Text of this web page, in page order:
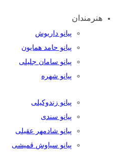
هنرمندان
پیانو داریوش
پیانو حامد همایون
پیانو سامان جلیلی
پیانو شهره
پیانو زندوکیلی
پیانو سندی
پیانو شادمهر عقیلی
پیانو سیاوش قمیشی